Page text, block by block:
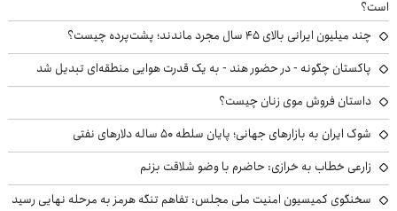
است؟
چند میلیون ایرانی بالای ۴۵ سال مجرد ماندند؛ پشت‌پرده چیست؟
پاکستان چگونه - در حضور هند - به یک قدرت هوایی منطقه‌ای تبدیل شد
داستان فروش موی زنان چیست؟
شوک ایران به بازارهای جهانی؛ پایان سلطه ۵۰ ساله دلارهای نفتی
زارعی خطاب به خرازی: حاضرم با وضو شلاقت بزنم
سخنگوی کمیسیون امنیت ملی مجلس: تفاهم تنگه هرمز به مرحله نهایی رسید